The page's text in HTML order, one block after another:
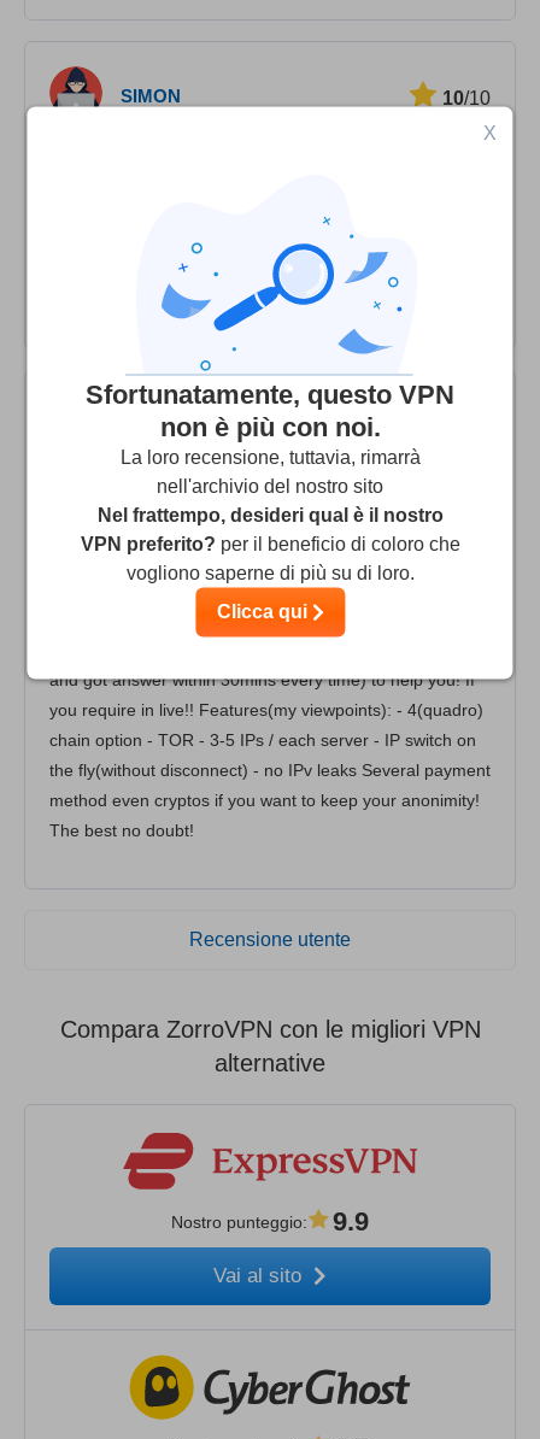
SIMON 10/10
pay for - fast speed, anonymity and good support. If
these things matter to you (as they should) then the
10USD a month price tag is a no brainier.
Freddy
I dont know why people cry about the price or the 3rd
party app usage!? Its the best you will see also after you
try it! The setup is very easy but the support is always
avaible (really always i wrote to helpdesk few times but
and got answer within 30mins every time) to help you! If
you require in live!! Features(my viewpoints): - 4(quadro)
chain option - TOR - 3-5 IPs / each server - IP switch on
the fly(without disconnect) - no IPv leaks Several payment
method even cryptos if you want to keep your anonimity!
The best no doubt!
Recensione utente
Compara ZorroVPN con le migliori VPN
alternative
Nostro punteggio: 9.9
Vai al sito
X
Sfortunatamente, questo VPN
non è più con noi.
La loro recensione, tuttavia, rimarrà
nell'archivio del nostro sito
Nel frattempo, desideri qual è il nostro
VPN preferito? per il beneficio di coloro che
vogliono saperne di più su di loro.
Clicca qui